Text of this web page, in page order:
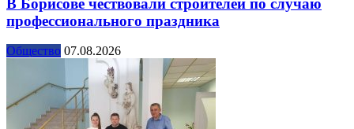
профессионального праздника
Общество 07.08.2026